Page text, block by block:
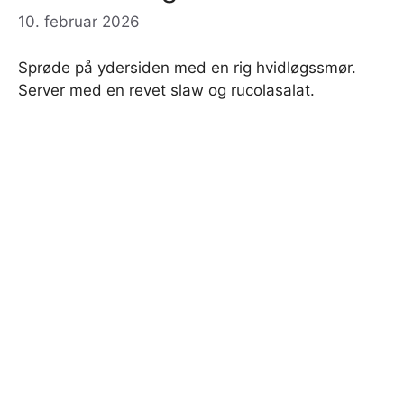
10. februar 2026
Sprøde på ydersiden med en rig hvidløgssmør.
Server med en revet slaw og rucolasalat.